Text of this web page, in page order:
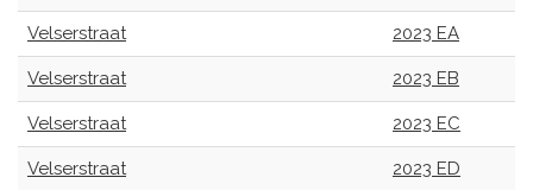
Velserstraat 2023 EA
Velserstraat 2023 EB
Velserstraat 2023 EC
Velserstraat 2023 ED